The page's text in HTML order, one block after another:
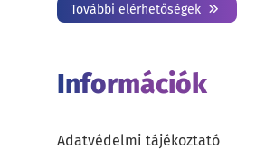
További elérhetőségek
Információk
Adatvédelmi tájékoztató